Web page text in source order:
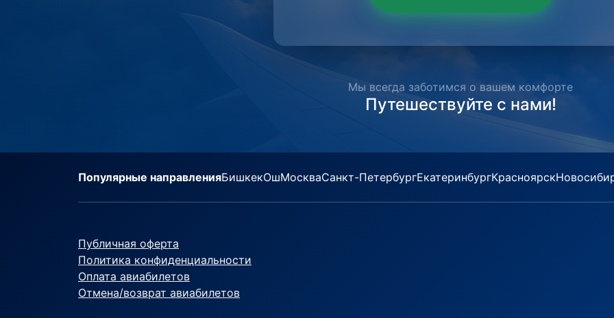
Мы всегда заботимся о вашем комфорте
Путешествуйте с нами!
Популярные направленияБишкекОшМоскваСанкт-ПетербургЕкатеринбургКрасноярск
Публичная оферта
Политика конфиденциальности
Оплата авиабилетов
Отмена/возврат авиабилетов